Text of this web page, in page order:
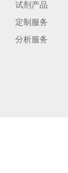
试剂产品
定制服务
分析服务